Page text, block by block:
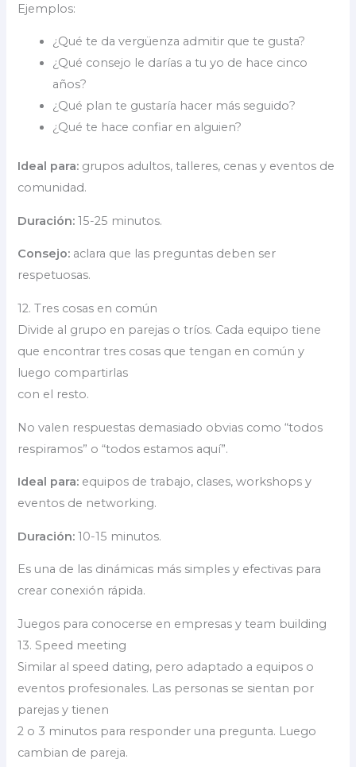
Ejemplos:
¿Qué te da vergüenza admitir que te gusta?
¿Qué consejo le darías a tu yo de hace cinco
años?
¿Qué plan te gustaría hacer más seguido?
¿Qué te hace confiar en alguien?
Ideal para: grupos adultos, talleres, cenas y eventos de
comunidad.
Duración: 15-25 minutos.
Consejo: aclara que las preguntas deben ser
respetuosas.
12. Tres cosas en común
Divide al grupo en parejas o tríos. Cada equipo tiene
que encontrar tres cosas que tengan en común y
luego compartirlas
con el resto.
No valen respuestas demasiado obvias como “todos
respiramos” o “todos estamos aquí”.
Ideal para: equipos de trabajo, clases, workshops y
eventos de networking.
Duración: 10-15 minutos.
Es una de las dinámicas más simples y efectivas para
crear conexión rápida.
Juegos para conocerse en empresas y team building
13. Speed meeting
Similar al speed dating, pero adaptado a equipos o
eventos profesionales. Las personas se sientan por
parejas y tienen
2 o 3 minutos para responder una pregunta. Luego
cambian de pareja.